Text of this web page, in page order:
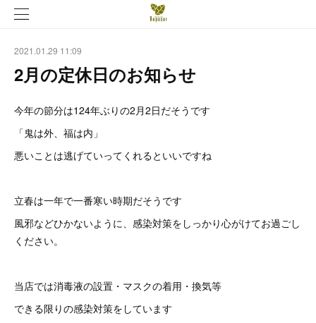
2021.01.29 11:09
2月の定休日のお知らせ
今年の節分は124年ぶりの2月2日だそうです
「鬼は外、福は内」
悪いことは逃げていってくれるといいですね
立春は一年で一番寒い時期だそうです
風邪などひかないように、感染対策をしっかり心がけてお過ごし
ください。
当店では消毒液の設置・マスクの着用・換気等
できる限りの感染対策をしています